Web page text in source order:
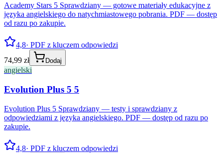
Academy Stars 5 Sprawdziany — gotowe materiały edukacyjne z
języka angielskiego do natychmiastowego pobrania. PDF — dostęp
od razu po zakupie.
4,8· PDF z kluczem odpowiedzi
74,99 zł
Dodaj
angielski
Evolution Plus 5 5
Evolution Plus 5 Sprawdziany — testy i sprawdziany z
odpowiedziami z języka angielskiego. PDF — dostęp od razu po
zakupie.
4,8· PDF z kluczem odpowiedzi